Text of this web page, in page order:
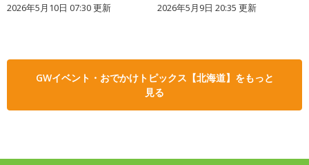
2026年5月10日 07:30 更新 2026年5月9日 20:35 更新
GWイベント・おでかけトピックス【北海道】をもっと
見る